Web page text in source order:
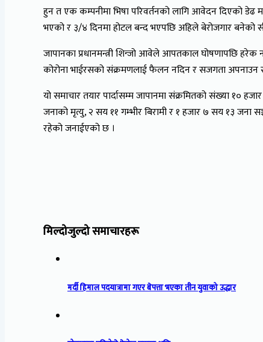
हुन त एक कम्पनीमा भिषा परिवर्तनको लागि आवेदन दिएको डेढ
भएको र ३/४ दिनमा होटल बन्द भएपछि अहिले बेरोजगार
जापानका प्रधानमन्त्री शिन्जो आवेले आपतकाल घोषणापछि हरेक
कोरोना भाईरसको संक्रमणलाई फैलन नदिन र सजगता
यो समाचार तयार पार्दासम्म जापानमा संक्रमितको संख्या १०
जनाको मृत्यु, २ सय ११ गम्भीर बिरामी र १ हजार ७ सय १३
रहेको जनाईएको छ ।
मिल्दोजुल्दो समाचारहरू
मर्दी हिमाल पदयात्रामा गएर बेपत्ता भएका तीन युवाको उद्धार